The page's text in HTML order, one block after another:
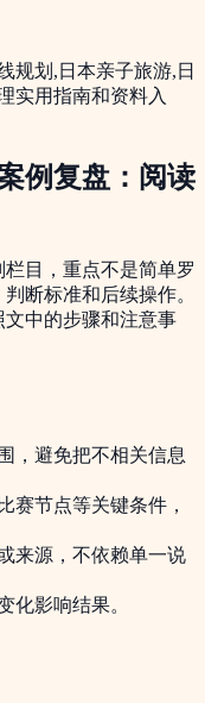
规划,日本亲子旅游,日
实用指南和资料入
例复盘：阅读
目，重点不是简单罗
断标准和后续操作。
中的步骤和注意事
，避免把不相关信息
赛节点等关键条件，
来源，不依赖单一说
化影响结果。